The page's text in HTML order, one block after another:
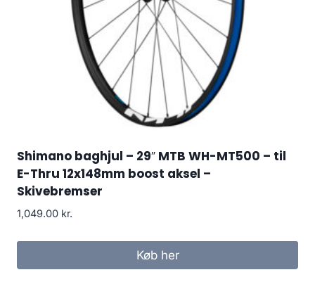
Shimano baghjul – 29″ MTB WH-MT500 – til
E-Thru 12x148mm boost aksel –
Skivebremser
1,049.00 kr.
Køb her